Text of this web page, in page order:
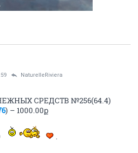
NaturelleRiviera
СРЕДСТВ №256(64.4)
) – 1000.00ք
.